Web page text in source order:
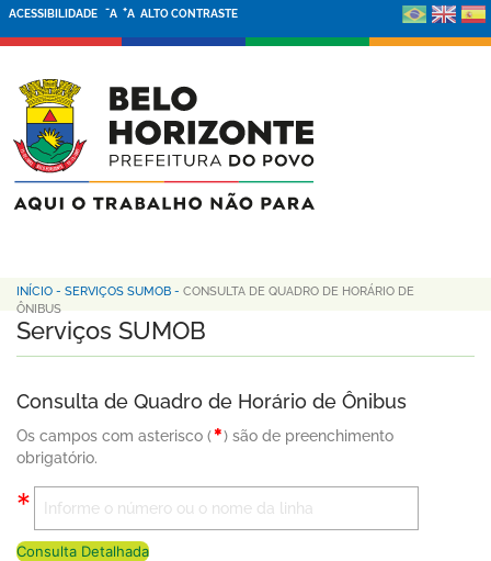
ACESSIBILIDADE -A +A ALTO CONTRASTE
INÍCIO - SERVIÇOS SUMOB - CONSULTA DE QUADRO DE HORÁRIO DE
ÔNIBUS
Serviços SUMOB
Consulta de Quadro de Horário de Ônibus
Os campos com asterisco (
) são de preenchimento
obrigatório.
Consulta Detalhada